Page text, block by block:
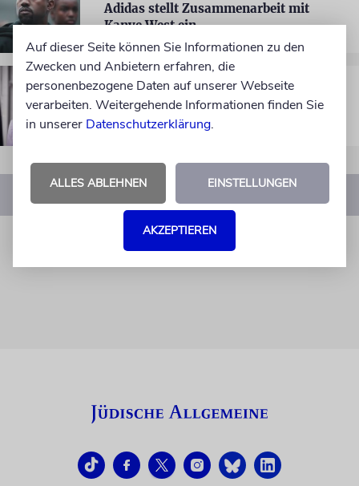
Adidas stellt Zusammenarbeit mit
Kanye West ein
GROSSBRITANNIEN
Shalom, Your Majesty!
Auf dieser Seite können Sie Informationen zu den
Zwecken und Anbietern erfahren, die
personenbezogene Daten auf unserer Webseite
verarbeiten. Weitergehende Informationen finden Sie
in unserer Datenschutzerklärung.
ALLES ABLEHNEN EINSTELLUNGEN
AKZEPTIEREN